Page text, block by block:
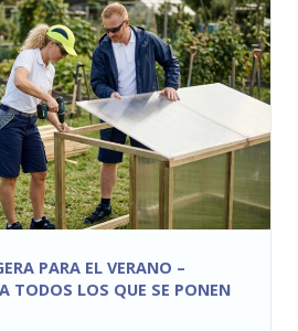
PARA EL VERANO –
TODOS LOS QUE SE PONEN